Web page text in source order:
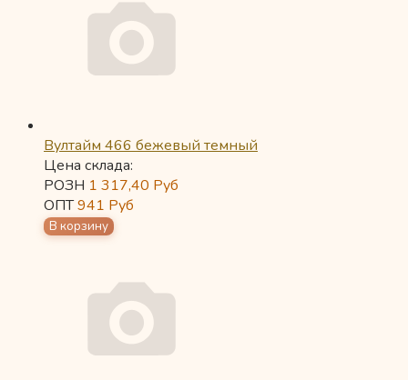
Вултайм 466 бежевый темный
Цена склада:
РОЗН 1 317,40 Руб
ОПТ941 Руб